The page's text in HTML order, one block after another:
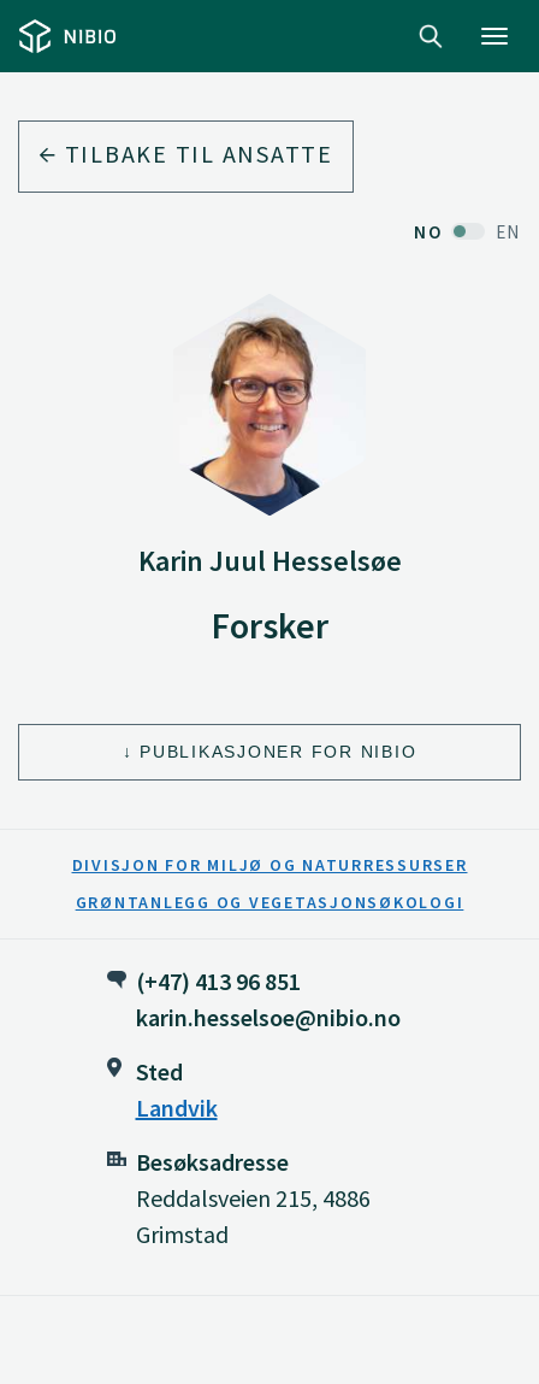
TILBAKE TIL ANSATTE
NO EN
Karin Juul Hesselsøe
Forsker
PUBLIKASJONER FOR NIBIO
DIVISJON FOR MILJØ OG NATURRESSURSER
GRØNTANLEGG OG VEGETASJONSØKOLOGI
(+47) 413 96 851
karin.hesselsoe@nibio.no
Sted
Landvik
Besøksadresse
Reddalsveien 215, 4886
Grimstad